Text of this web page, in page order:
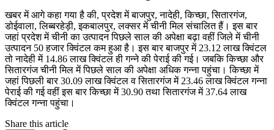
खबर में आगे कहा गया है की, प्रदेश में बाजपुर, नादेही, किच्छा, सितारगंज,
डोईवाला, लिब्बरहेड़ी, इकबालपुर, लक्सर में चीनी मिल संचालित हैं। इस बार
जहां प्रदेश में चीनी का उत्पादन पिछले साल की अपेक्षा बढ़ा वहीं जिले में चीनी
उत्पादन 50 हजार क्विंटल कम हुआ है। इस बार बाजपुर में 23.12 लाख क्विंटल
तो नादेही में 14.86 लाख क्विंटल ही गन्ने की पेराई की गई। जबकि किच्छा और
सितारगंज चीनी मिल में पिछले साल की अपेक्षा अधिक गन्ना पहुंचा। किच्छा में
जहां पिछली बार 30.09 लाख क्विंटल व सितारगंज में 23.46 लाख क्विंटल गन्ना
पेराई की गई वहीं इस बार किच्छा में 30.90 तथा सितारगंज में 37.64 लाख
क्विंटल गन्ना पहुंचा।
Share this article